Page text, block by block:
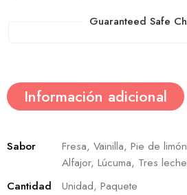
Guaranteed Safe
Información adicional
Sabor
Fresa, Vainilla, Pie de
Alfajor, Lúcuma, Tres
Cantidad
Unidad, Paquete